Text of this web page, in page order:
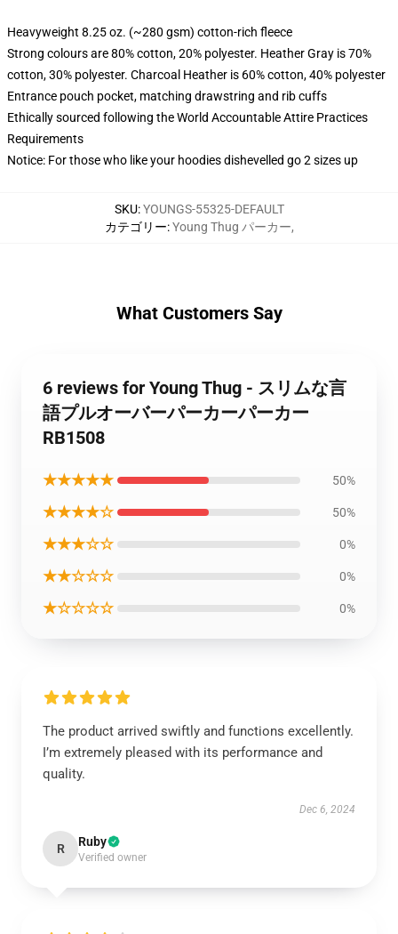
Heavyweight 8.25 oz. (~280 gsm) cotton-rich fleece
Strong colours are 80% cotton, 20% polyester. Heather Gray is 70%
cotton, 30% polyester. Charcoal Heather is 60% cotton, 40% polyester
Entrance pouch pocket, matching drawstring and rib cuffs
Ethically sourced following the World Accountable Attire Practices
Requirements
Notice: For those who like your hoodies dishevelled go 2 sizes up
SKU:YOUNGS-55325-DEFAULT
カテゴリー:Young Thug パーカー,
What Customers Say
6 reviews for Young Thug - スリムな言
語プルオーバーパーカーパーカー
RB1508
★★★★★ 50%
★★★★☆ 50%
★★★☆☆ 0%
★★☆☆☆ 0%
★☆☆☆☆ 0%
The product arrived swiftly and functions excellently.
I’m extremely pleased with its performance and
quality.
Dec 6, 2024
R Ruby
Verified owner